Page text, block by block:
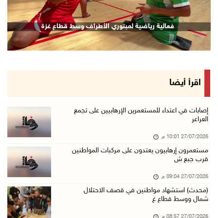
فعالية رياضية لمبتوري الأطراف وسط قطاع غزة
اقرأ أيضا
إصابات في اعتداء للمستعمرين الإرهابيين على تجمع
العراعر
27/07/2026 10:01 م
مستعمرون إرهابيون يعتدون على مركبات المواطنين
قرب جبع ش
27/07/2026 09:04 م
(محدث) استشهاد مواطنين في قصف الاحتلال
شمال ووسط قطاع غ
27/07/2026 08:57 م